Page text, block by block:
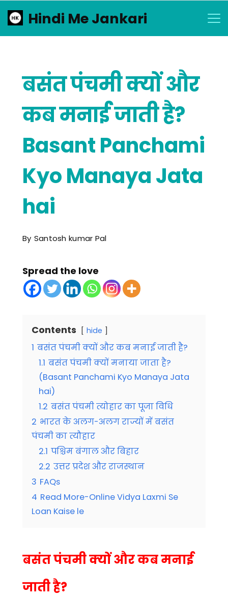
Skip
to
content
Hindi Me Jankari
बसंत पंचमी क्यों और
कब मनाई जाती है?
Basant Panchami
Kyo Manaya Jata
hai
By Santosh kumar Pal
Spread the love
Contents hide
1 बसंत पंचमी क्यों और कब मनाई जाती है?
1.1 बसंत पंचमी क्यों मनाया जाता है?
(Basant Panchami Kyo Manaya Jata
hai)
1.2 बसंत पंचमी त्योहार का पूजा विधि
2 भारत के अलग-अलग राज्यों में बसंत
पंचमी का त्यौहार
2.1 पश्चिम बंगाल और बिहार
2.2 उत्तर प्रदेश और राजस्थान
3 FAQs
4 Read More-Online Vidya Laxmi Se
Loan Kaise le
बसंत पंचमी क्यों और कब मनाई
जाती है?